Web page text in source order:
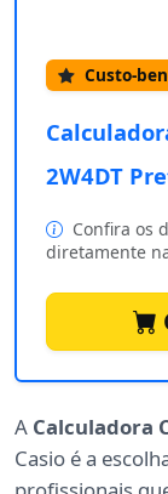
Custo-
2W4DT
Confira os
diretamente
A Calculadora
Casio é a